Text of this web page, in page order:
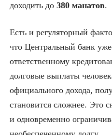
доходить до 380 манатов.
Есть и регуляторный
что Центральный банк
ответственному
долговые выплаты
официального дохода,
становится сложнее. Это
и одновременно